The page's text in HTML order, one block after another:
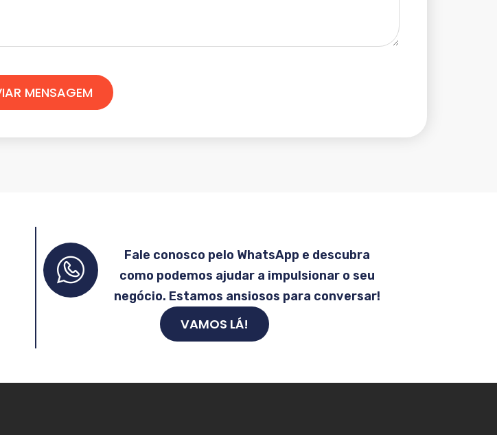
MENSAGEM
Fale conosco pelo WhatsApp e descubra
como podemos ajudar a impulsionar o seu
negócio. Estamos ansiosos para conversar!
VAMOS LÁ!